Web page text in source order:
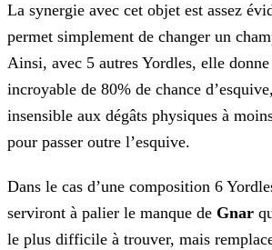
La synergie avec cet objet est assez
permet simplement de changer un
Ainsi, avec 5 autres Yordles, elle
incroyable de 80% de chance
insensible aux dégâts physiques à
pour passer outre l’esquive.
Dans le cas d’une composition 6
serviront à palier le manque de Gnar
le plus difficile à trouver, mais